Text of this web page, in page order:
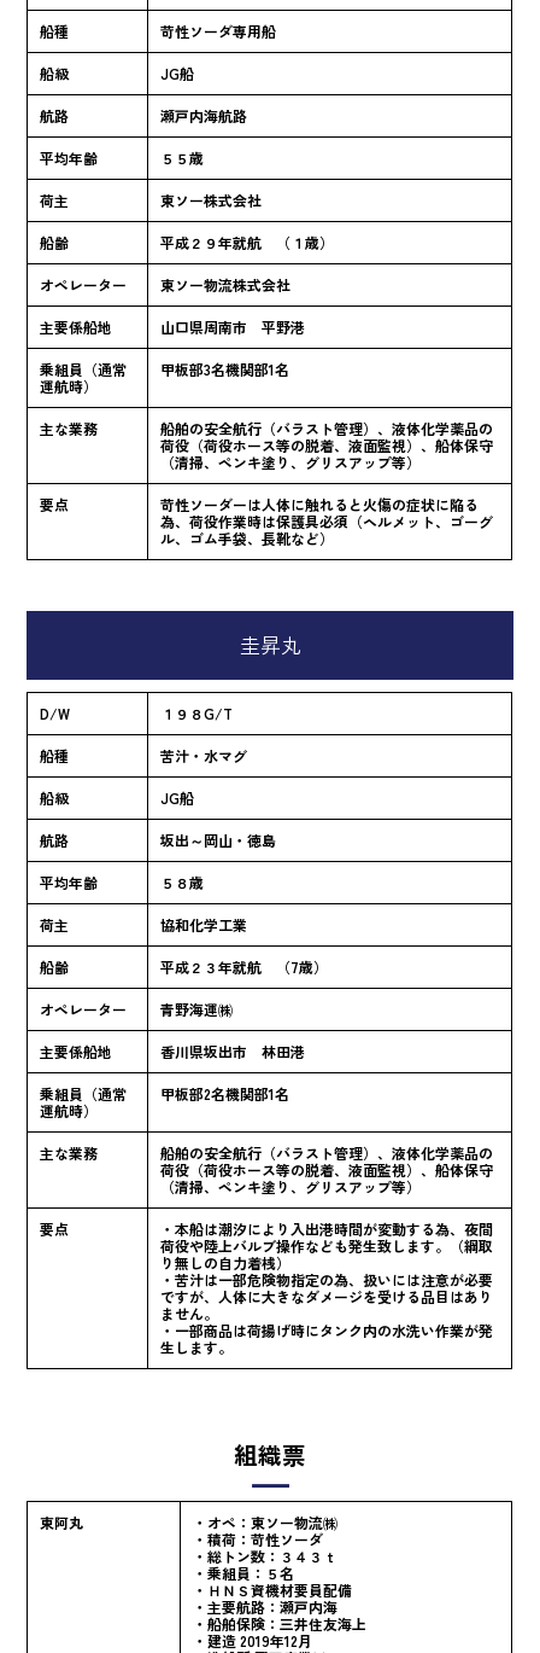
船種 苛性ソーダ専用船
船級 JG船
航路 瀬戸内海航路
平均年齢 ５５歳
荷主 東ソー株式会社
船齢 平成２９年就航 （１歳）
オペレーター 東ソー物流株式会社
主要係船地 山口県周南市 平野港
乗組員（通常
運航時）
甲板部3名機関部1名
主な業務
船舶の安全航行（バラスト管理）、液体化学薬品の
荷役（荷役ホース等の脱着、液面監視）、船体保守
（清掃、ペンキ塗り、グリスアップ等）
要点
苛性ソーダーは人体に触れると火傷の症状に陥る
為、荷役作業時は保護具必須（ヘルメット、ゴーグ
ル、ゴム手袋、長靴など）
圭昇丸
D/W １９８G/T
船種 苦汁・水マグ
船級 JG船
航路 坂出～岡山・徳島
平均年齢 ５８歳
荷主 協和化学工業
船齢 平成２３年就航 （7歳）
オペレーター 青野海運㈱
主要係船地 香川県坂出市 林田港
乗組員（通常
運航時）
甲板部2名機関部1名
主な業務
船舶の安全航行（バラスト管理）、液体化学薬品の
荷役（荷役ホース等の脱着、液面監視）、船体保守
（清掃、ペンキ塗り、グリスアップ等）
要点
・本船は潮汐により入出港時間が変動する為、夜間
荷役や陸上バルブ操作なども発生致します。（綱取
り無しの自力着桟）
・苦汁は一部危険物指定の為、扱いには注意が必要
ですが、人体に大きなダメージを受ける品目はあり
ません。
・一部商品は荷揚げ時にタンク内の水洗い作業が発
生します。
組織票
東阿丸
・オペ：東ソー物流㈱
・積荷：苛性ソーダ
・総トン数：３４３ｔ
・乗組員：５名
・ＨＮＳ資機材要員配備
・主要航路：瀬戸内海
・船舶保険：三井住友海上
・建造 2019年12月